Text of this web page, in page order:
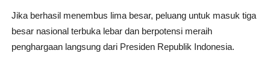
Jika berhasil menembus lima besar, peluang untuk masuk tiga
besar nasional terbuka lebar dan berpotensi meraih
penghargaan langsung dari Presiden Republik Indonesia.